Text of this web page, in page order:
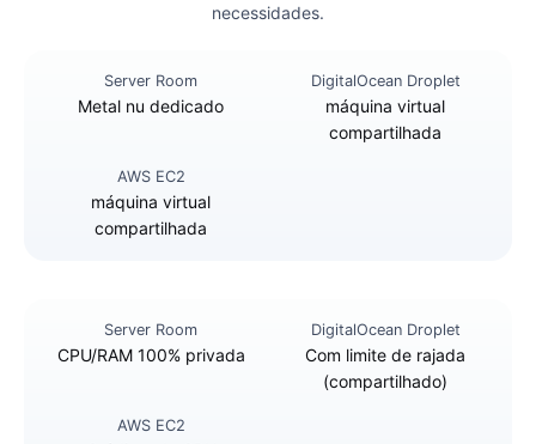
necessidades.
Metal nu dedicado
máquina virtual
compartilhada
máquina virtual
compartilhada
CPU/RAM 100% privada
Com limite de rajada
(compartilhado)